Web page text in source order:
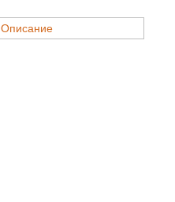
Описание